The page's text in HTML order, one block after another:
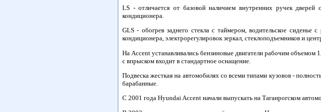
LS - отличается от базовой наличием внутренних ручек
кондиционера.
GLS - обогрев заднего стекла с таймером, водительское
кондиционера, электрорегулировок зеркал, стеклоподъемников и
На Accent устанавливались бензиновые двигатели рабочим
с впрыском входит в стандартное оснащение.
Подвеска жесткая на автомобилях со всеми типами кузовов -
барабанные.
С 2001 года Hyundai Accent начали выпускать на Таганрогском